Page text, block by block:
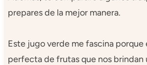
prepares de la mejor manera.
Este jugo verde me fascina porque
perfecta de frutas que nos brindan